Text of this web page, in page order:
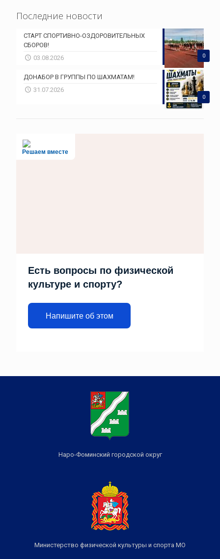
Последние новости
0
СТАРТ СПОРТИВНО-ОЗДОРОВИТЕЛЬНЫХ
СБОРОВ!
03.08.2026
0
ДОНАБОР В ГРУППЫ ПО ШАХМАТАМ!
31.07.2026
Решаем вместе
Есть вопросы по физической
культуре и спорту?
Напишите об этом
Наро-Фоминский городской округ
Министерство физической культуры и спорта МО